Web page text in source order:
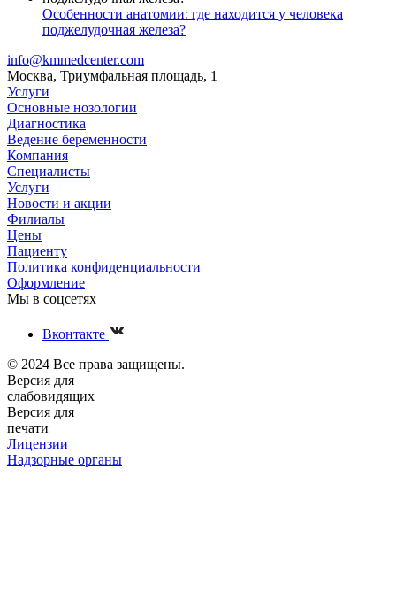
Особенности анатомии: где находится у человека
поджелудочная железа?
info@kmmedcenter.com
Москва, Триумфальная площадь, 1
Услуги
Основные нозологии
Диагностика
Ведение беременности
Компания
Специалисты
Услуги
Новости и акции
Филиалы
Цены
Пациенту
Политика конфиденциальности
Оформление
Мы в соцсетях
Вконтакте
© 2024 Все права защищены.
Версия для
слабовидящих
Версия для
печати
Лицензии
Надзорные органы